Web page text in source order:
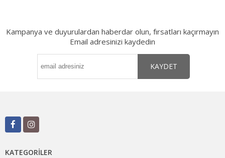
Kampanya ve duyurulardan haberdar olun, fırsatları kaçırmayın
Email adresinizi kaydedin
KAYDET
KATEGORILER